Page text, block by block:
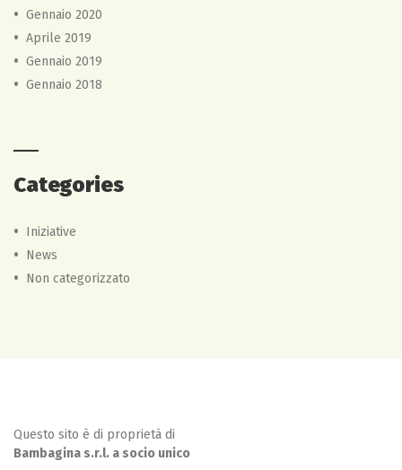
Gennaio 2020
Aprile 2019
Gennaio 2019
Gennaio 2018
Categories
Iniziative
News
Non categorizzato
Questo sito è di proprietà di
Bambagina s.r.l. a socio unico